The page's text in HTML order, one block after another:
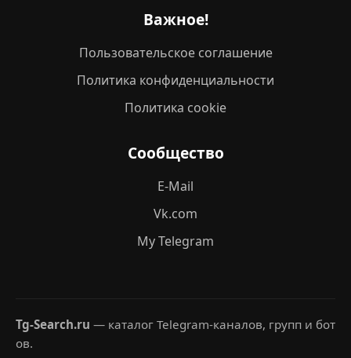
Важное!
Пользовательское соглашение
Политика конфиденциальности
Политика cookie
Сообщество
E-Mail
Vk.com
My Telegram
Tg-Search.ru — каталог Telegram-каналов, групп и бот
ов.